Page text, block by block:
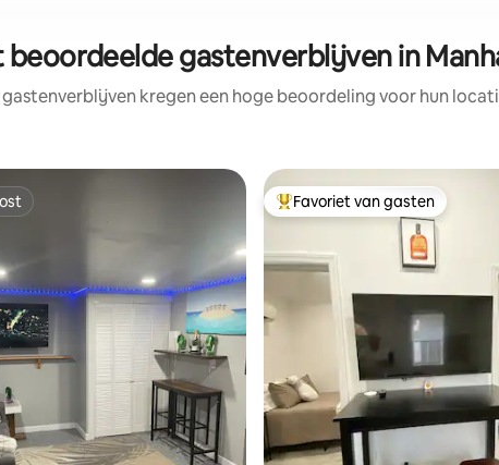
beoordeelde gastenverblijven in
kregen een hoge beoordeling voor hun
van 4,97 op 5, 90 recensies
Topfavoriet van gasten
Favoriet van gasten